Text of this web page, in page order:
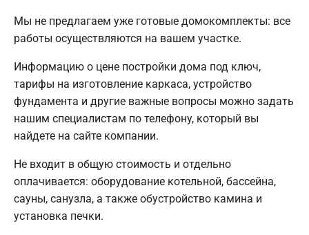
Мы не предлагаем уже готовые домокомплекты: все
работы осуществляются на вашем участке.
Информацию о цене постройки дома под ключ,
тарифы на изготовление каркаса, устройство
фундамента и другие важные вопросы можно задать
нашим специалистам по телефону, который вы
найдете на сайте компании.
Не входит в общую стоимость и отдельно
оплачивается: оборудование котельной, бассейна,
сауны, санузла, а также обустройство камина и
установка печки.